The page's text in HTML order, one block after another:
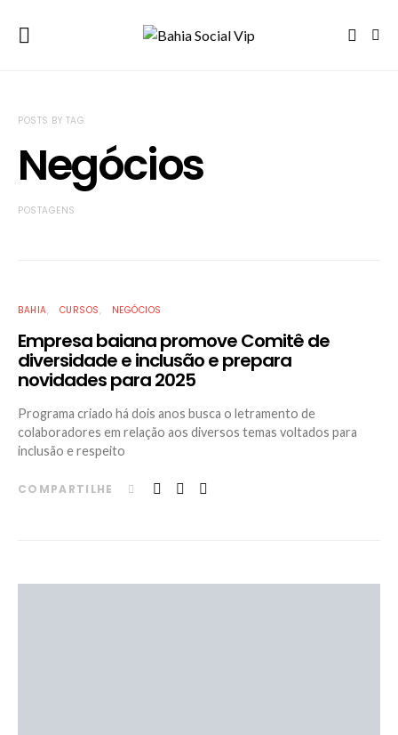
POSTS BY TAG
Negócios
POSTAGENS
BAHIA CURSOS NEGÓCIOS
Empresa baiana promove Comitê de
diversidade e inclusão e prepara
novidades para 2025
Programa criado há dois anos busca o letramento de
colaboradores em relação aos diversos temas voltados para
inclusão e respeito
COMPARTILHE